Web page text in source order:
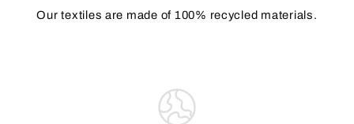
Our textiles are made of 100% recycled materials.